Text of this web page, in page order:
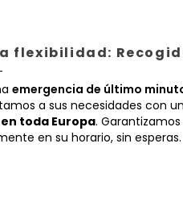
flexibilidad:
emergencia de último
a sus necesidades con
toda Europa.
en su horario, sin esperas.